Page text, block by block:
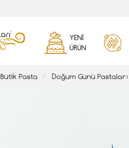
YENI
ÜRÜN
Butik Pasta Doğum Günü Pastaları